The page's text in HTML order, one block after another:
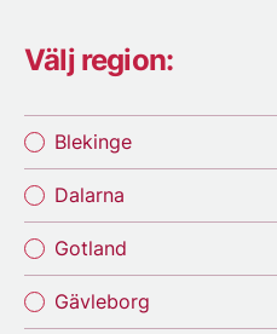
Välj region:
Blekinge
Dalarna
Gotland
Gävleborg